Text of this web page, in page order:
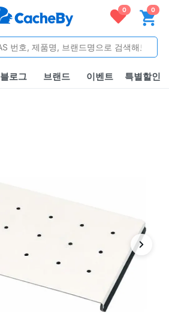
0 0
블로그 브랜드 이벤트 특별할인